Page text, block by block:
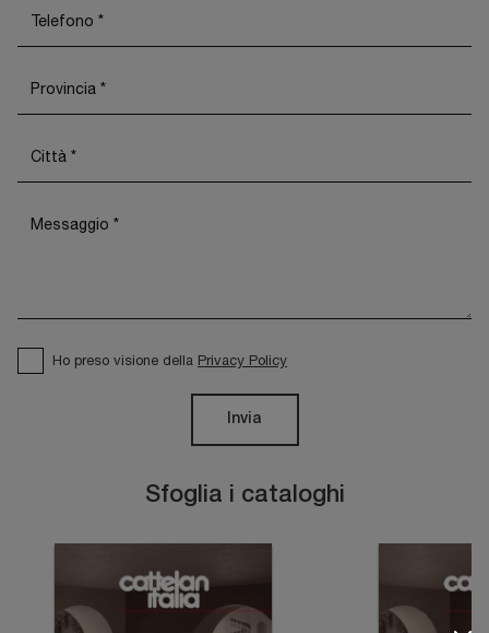
Sfoglia i cataloghi
Ho preso visione della Privacy Policy
Invia